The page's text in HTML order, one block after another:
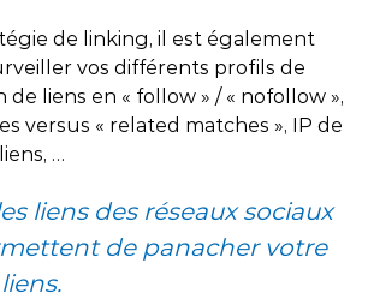
de linking, il est également
vos différents profils de
de liens en « follow » / « nofollow »,
versus « related matches », IP de
…
liens des réseaux sociaux
de panacher votre